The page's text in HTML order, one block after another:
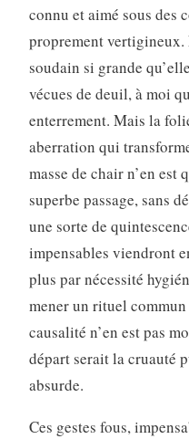
connu et aimé sous des
proprement vertigineux.
soudain si grande
vécues de deuil, à moi
enterrement. Mais la
aberration qui
masse de chair n’en est
superbe passage, sans
une sorte de
impensables viendront
plus par nécessité
mener un rituel
causalité n’en est pas
départ serait la cruauté
absurde.
Ces gestes fous,